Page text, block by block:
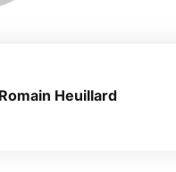
Romain Heuillard